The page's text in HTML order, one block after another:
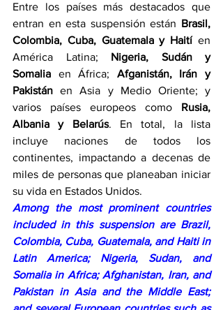
Entre los países más destacados que
entran en esta suspensión están Brasil,
Colombia, Cuba, Guatemala y Haití en
América Latina; Nigeria, Sudán y
Somalia en África; Afganistán, Irán y
Pakistán en Asia y Medio Oriente; y
varios países europeos como Rusia,
Albania y Belarús. En total, la lista
incluye naciones de todos los
continentes, impactando a decenas de
miles de personas que planeaban iniciar
su vida en Estados Unidos.
Among the most prominent countries
included in this suspension are Brazil,
Colombia, Cuba, Guatemala, and Haiti in
Latin America; Nigeria, Sudan, and
Somalia in Africa; Afghanistan, Iran, and
Pakistan in Asia and the Middle East;